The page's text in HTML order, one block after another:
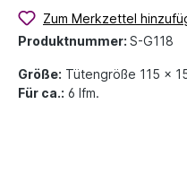
Zum Merkzettel
Produktnummer: S-G118
Größe: Tütengröße 115 x
Für ca.: 6 lfm.